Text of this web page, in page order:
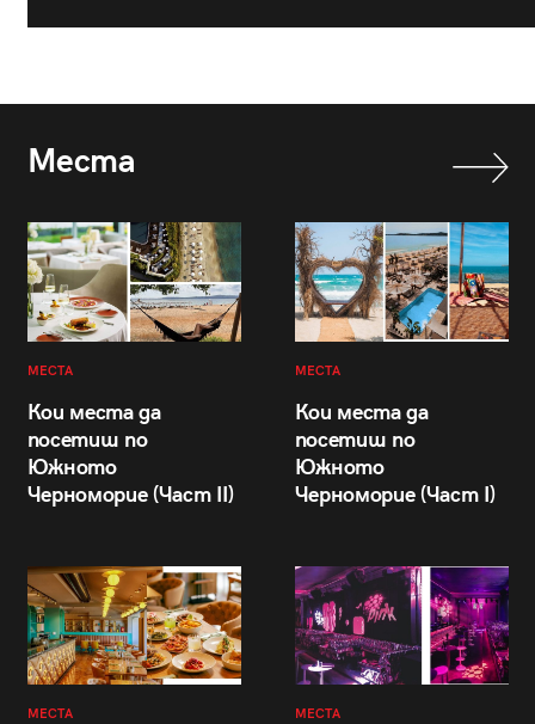
Места
МЕСТА
Кои места да
посетиш по
Южното
Черноморие (Част II)
МЕСТА
Кои места да
посетиш по
Южното
Черноморие (Част I)
МЕСТА МЕСТА